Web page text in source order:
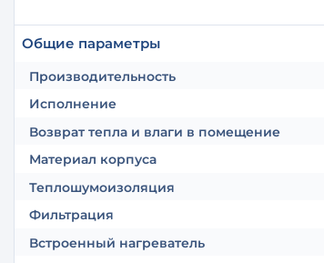
Общие параметры
Производительность
Исполнение
Возврат тепла и влаги в помещение
Материал корпуса
Теплошумоизоляция
Фильтрация
Встроенный нагреватель